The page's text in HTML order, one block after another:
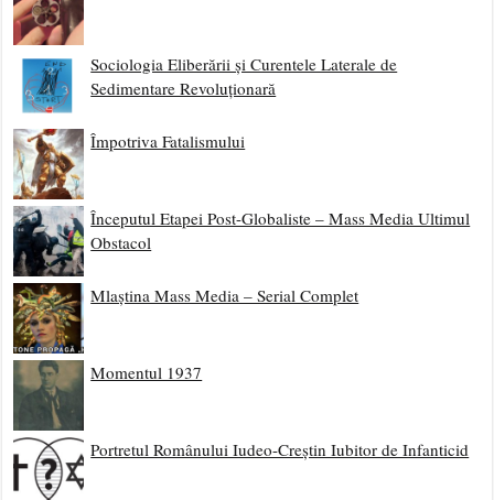
Sociologia Eliberării și Curentele Laterale de
Sedimentare Revoluționară
Împotriva Fatalismului
Începutul Etapei Post-Globaliste – Mass Media Ultimul
Obstacol
Mlaștina Mass Media – Serial Complet
Momentul 1937
Portretul Românului Iudeo-Creștin Iubitor de Infanticid